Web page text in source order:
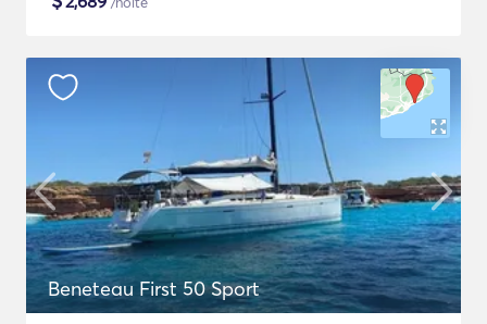
Beneteau First 50 Sport